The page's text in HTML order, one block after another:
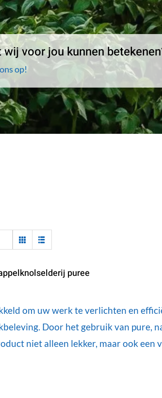
voor jou kunnen
op!
puree
om uw werk te verlichten en
Door het gebruik van pure,
niet alleen lekker, maar ook een